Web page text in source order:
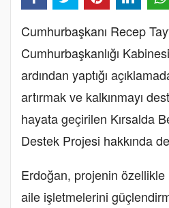
Cumhurbaşkanı Recep
Cumhurbaşkanlığı Kabinesi
ardından yaptığı
artırmak ve kalkınmayı
hayata geçirilen Kırsalda
Destek Projesi hakkında
Erdoğan, projenin özellikle
aile işletmelerini